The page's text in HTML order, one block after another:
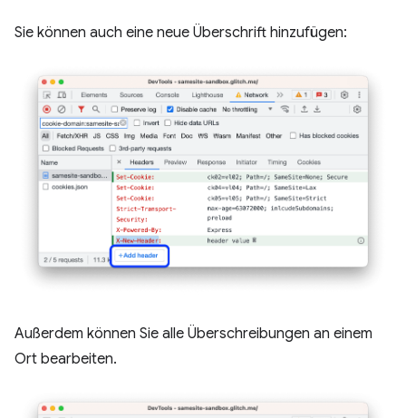
Sie können auch eine neue Überschrift hinzufügen:
Außerdem können Sie alle Überschreibungen an einem
Ort bearbeiten.